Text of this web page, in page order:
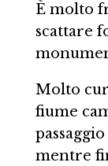
È molto
scattare
Molto
fiume
mentre